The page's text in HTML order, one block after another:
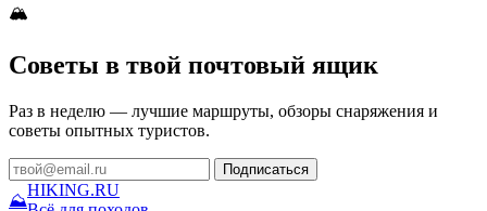
🏔
Советы в твой почтовый ящик
Раз в неделю — лучшие маршруты, обзоры снаряжения и
советы опытных туристов.
Подписаться
⛰
HIKING.RU